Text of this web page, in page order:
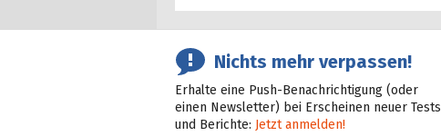
Nichts mehr verpassen!
Erhalte eine Push-Benachrichtigung (oder
einen Newsletter) bei Erscheinen neuer Tests
und Berichte: Jetzt anmelden!